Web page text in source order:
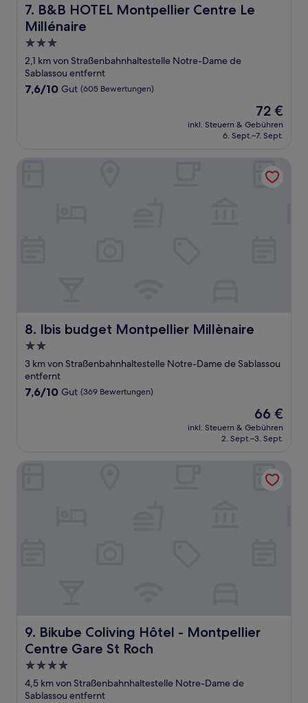
7. B&B HOTEL Montpellier Centre Le
Millénaire
B&B HOTEL Montpellier Centre Le Millénaire
3.0-
Sterne-
Unterkunft
2,1 km von Straßenbahnhaltestelle Notre-Dame de
Sablassou entfernt
7.6
7,6/10 Gut (605 Bewertungen)
Der
Preis
beträgt
72 €
inkl. Steuern & Gebühren
6. Sept.–7. Sept.
8. Ibis budget Montpellier Millènaire
Ibis budget Montpellier Millènaire
2.0-
Sterne-
Unterkunft
3 km von Straßenbahnhaltestelle Notre-Dame de Sablassou
entfernt
7.6
7,6/10 Gut (369 Bewertungen)
Der
Preis
beträgt
66 €
inkl. Steuern & Gebühren
2. Sept.–3. Sept.
9. Bikube Coliving Hôtel - Montpellier
Centre Gare St Roch
Bikube Coliving Hôtel - Montpellier Centre Gare St Roch
4.0-
Sterne-
Unterkunft
4,5 km von Straßenbahnhaltestelle Notre-Dame de
Sablassou entfernt
Bikube Coliving Hôtel - Montpellier Centre Gare St Roch